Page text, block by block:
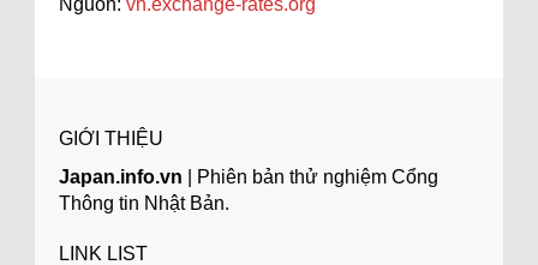
Nguồn: vn.exchange-rates.org
GIỚI THIỆU
Japan.info.vn | Phiên bản thử nghiệm Cổng
Thông tin Nhật Bản.
LINK LIST